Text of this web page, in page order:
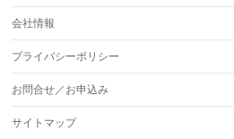
会社情報
プライバシーポリシー
お問合せ／お申込み
サイトマップ